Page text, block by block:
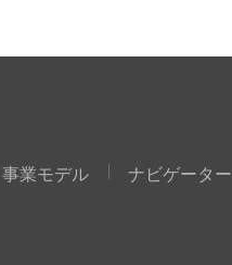
事業モデル ナビゲーター